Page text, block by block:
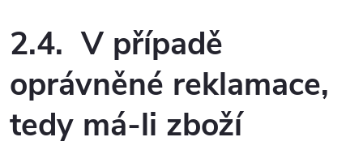
2.4. V případě
oprávněné reklamace,
tedy má-li zboží